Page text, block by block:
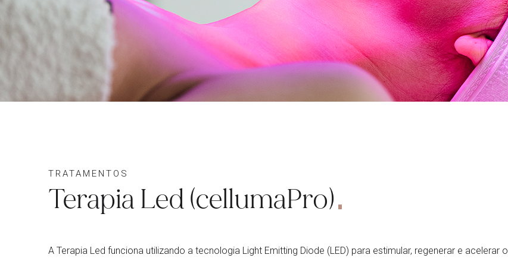
TRATAMENTOS
Terapia Led (cellumaPro)
A Terapia Led funciona utilizando a tecnologia Light Emitting Diode (LED) para estimular, regenerar e acelerar o